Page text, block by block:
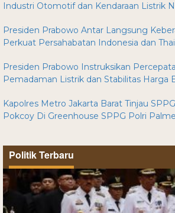
Industri Otomotif dan Kendaraan Listrik
Presiden Prabowo Antar Langsung
Perkuat Persahabatan Indonesia dan
Presiden Prabowo Instruksikan
Pemadaman Listrik dan Stabilitas Harga
Kapolres Metro Jakarta Barat Tinjau
Pokcoy Di Greenhouse SPPG Polri
Politik Terbaru